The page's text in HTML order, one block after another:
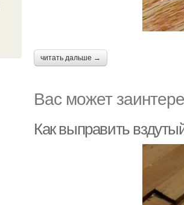
читать дальше →
Вас может
Как выправить